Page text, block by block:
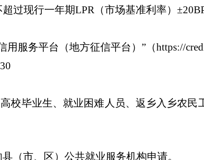
过现行一年期LPR （市场基准利率）
用服务平台（地方征信平台） ” （https://
校毕业生、就业困难人员、返乡入乡农民
（市、区）公共就业服务机构申请。